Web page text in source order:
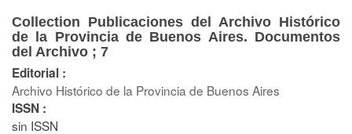
Collection Publicaciones del Archivo Histórico
de la Provincia de Buenos Aires. Documentos
del Archivo ; 7
Editorial :
Archivo Histórico de la Provincia de Buenos Aires
ISSN :
sin ISSN